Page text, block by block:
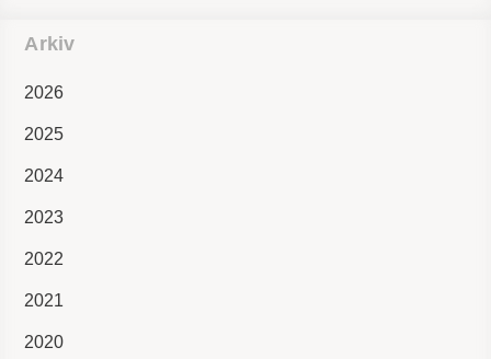
Arkiv
2026
2025
2024
2023
2022
2021
2020